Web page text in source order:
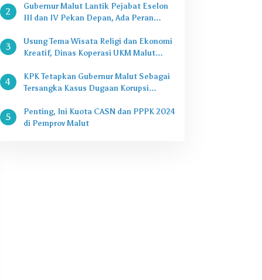
2
Gubernur Malut Lantik Pejabat Eselon
III dan IV Pekan Depan, Ada Peran
3
Usung Tema Wisata Religi dan Ekonomi
Kreatif, Dinas Koperasi UKM Malut
Raya Sofifi
4
KPK Tetapkan Gubernur Malut Sebagai
Tersangka Kasus Dugaan Korupsi
5
Penting, Ini Kuota CASN dan PPPK 2024
di Pemprov Malut